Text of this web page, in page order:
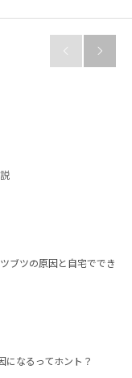
 
ブツの原因と自宅ででき
になるってホント？